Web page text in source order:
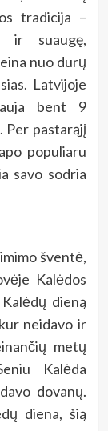
tradicija –
ir suaugę,
nuo durų
Latvijoje
bent 9
Per pastarąjį
populiaru
savo sodria
šventė,
Kalėdos
dieną
neidavo ir
metų
Kalėda
dovanų.
diena, šią